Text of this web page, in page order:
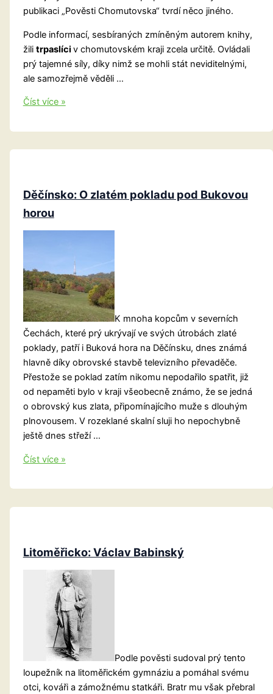
publikaci „Pověsti Chomutovska“ tvrdí něco jiného.
Podle informací, sesbíraných zmíněným autorem knihy,
žili trpaslíci v chomutovském kraji zcela určitě. Ovládali
prý tajemné síly, díky nimž se mohli stát neviditelnými,
ale samozřejmě věděli …
Chomutovsko
Číst více »
Děčínsko: O zlatém pokladu pod Bukovou
horou
K mnoha kopcům v severních
Čechách, které prý ukrývají ve svých útrobách zlaté
poklady, patří i Buková hora na Děčínsku, dnes známá
hlavně díky obrovské stavbě televizního převaděče.
Přestože se poklad zatím nikomu nepodařilo spatřit, již
od nepaměti bylo v kraji všeobecně známo, že se jedná
o obrovský kus zlata, připomínajícího muže s dlouhým
plnovousem. V rozeklané skalní sluji ho nepochybně
ještě dnes střeží …
Děčínsko:
zlatém
horou
Číst více »
Litoměřicko: Václav Babinský
Podle pověsti sudoval prý tento
loupežník na litoměřickém gymnáziu a pomáhal svému
otci, kováři a zámožnému statkáři. Bratr mu však přebral